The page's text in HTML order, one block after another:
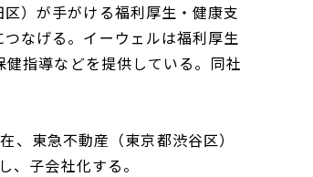
）が手がける福利厚生・健康支
なげる。イーウェルは福利厚生
指導などを提供している。同社
東急不動産（東京都渋谷区）
子会社化する。